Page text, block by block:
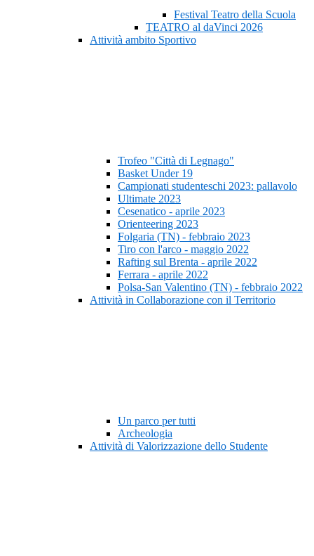
Festival Teatro della Scuola
TEATRO al daVinci 2026
Attività ambito Sportivo
Trofeo "Città di Legnago"
Basket Under 19
Campionati studenteschi 2023: pallavolo
Ultimate 2023
Cesenatico - aprile 2023
Orienteering 2023
Folgaria (TN) - febbraio 2023
Tiro con l'arco - maggio 2022
Rafting sul Brenta - aprile 2022
Ferrara - aprile 2022
Polsa-San Valentino (TN) - febbraio 2022
Attività in Collaborazione con il Territorio
Un parco per tutti
Archeologia
Attività di Valorizzazione dello Studente